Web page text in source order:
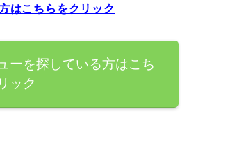
はこちらをクリック
ーを探している方はこち
ック